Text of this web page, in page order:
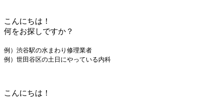
こんにちは！
何をお探しですか？
例）渋谷駅の水まわり修理業者
例）世田谷区の土日にやっている内科
こんにちは！